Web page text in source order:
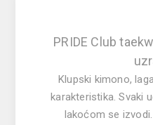
PRIDE Club
Klupski kimono,
karakteristika. Svaki
lakoćom se